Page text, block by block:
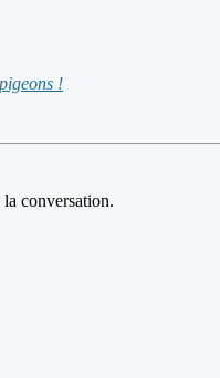
!
conversation.